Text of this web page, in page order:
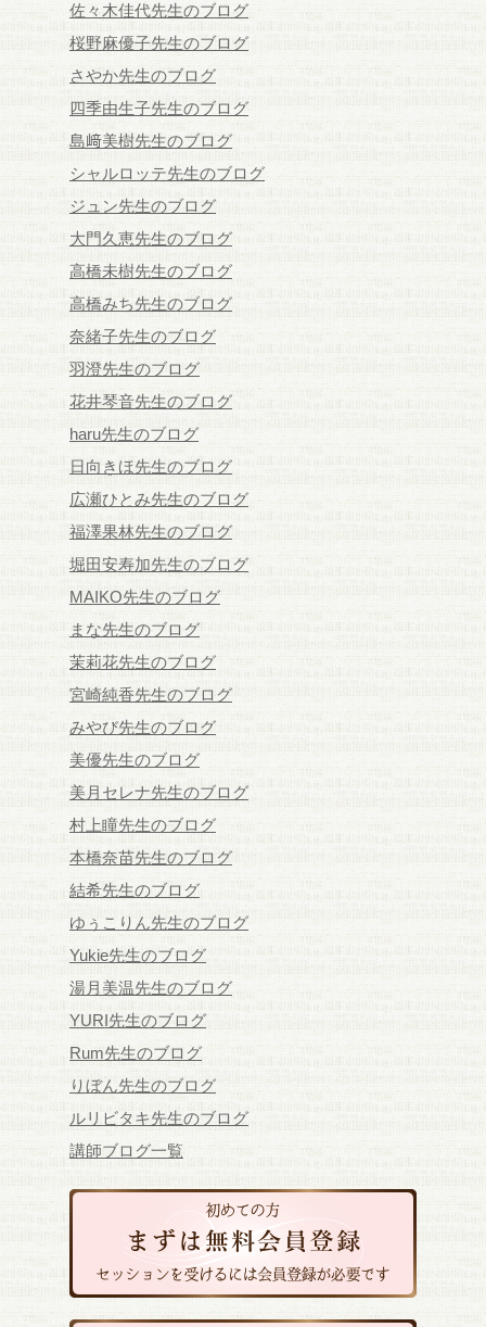
佐々木佳代先生のブログ
桜野麻優子先生のブログ
さやか先生のブログ
四季由生子先生のブログ
島﨑美樹先生のブログ
シャルロッテ先生のブログ
ジュン先生のブログ
大門久恵先生のブログ
高橋未樹先生のブログ
高橋みち先生のブログ
奈緒子先生のブログ
羽澄先生のブログ
花井琴音先生のブログ
haru先生のブログ
日向きほ先生のブログ
広瀬ひとみ先生のブログ
福澤果林先生のブログ
堀田安寿加先生のブログ
MAIKO先生のブログ
まな先生のブログ
茉莉花先生のブログ
宮崎純香先生のブログ
みやび先生のブログ
美優先生のブログ
美月セレナ先生のブログ
村上瞳先生のブログ
本橋奈苗先生のブログ
結希先生のブログ
ゆぅこりん先生のブログ
Yukie先生のブログ
湯月美温先生のブログ
YURI先生のブログ
Rum先生のブログ
りぼん先生のブログ
ルリビタキ先生のブログ
講師ブログ一覧